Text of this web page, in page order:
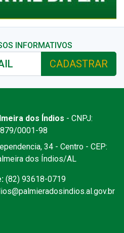
INFORMATIVOS
CADASTRAR
dos Índios - CNPJ:
0001-98
34 - Centro - CEP:
dos Índios/AL
(82) 93618-0719